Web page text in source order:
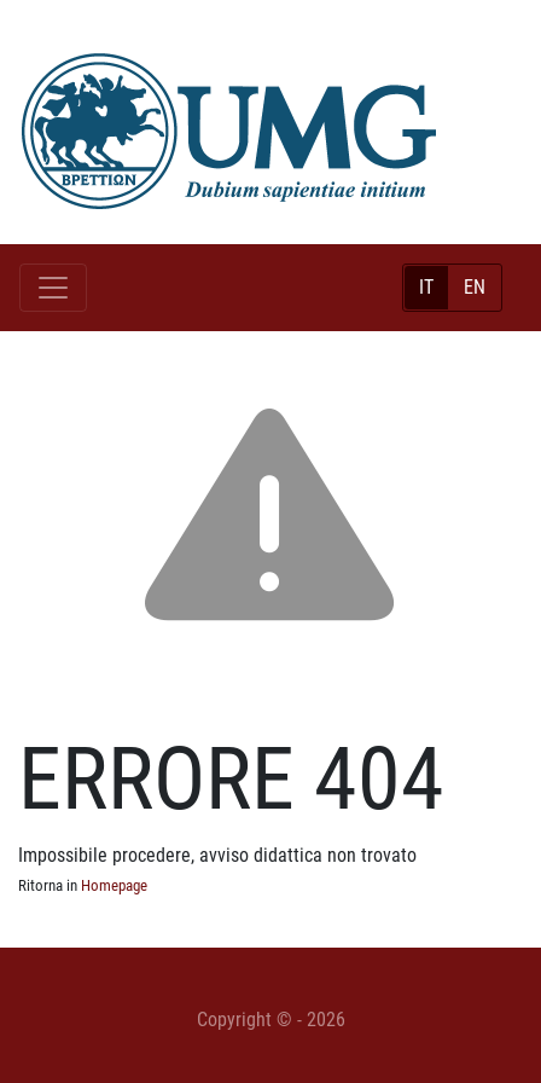
IT EN
ERRORE 404
Impossibile procedere, avviso didattica non trovato
Ritorna in Homepage
Copyright © - 2026